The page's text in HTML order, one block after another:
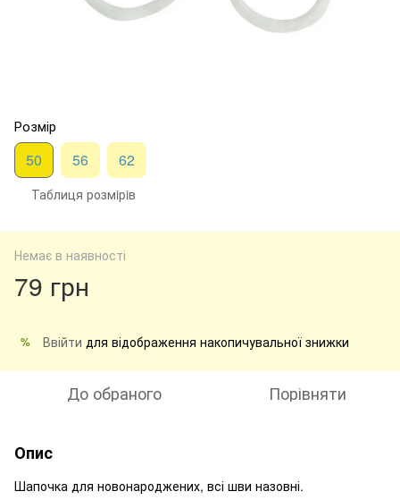
Розмір
50 56 62
Таблиця розмiрiв
Немає в наявності
79 грн
% Ввійти для відображення накопичувальної знижки
До обраного Порівняти
Опис
Шапочка для новонароджених, всі шви назовні.